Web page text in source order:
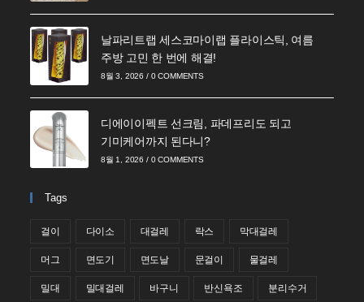
날파리트랩 세스코마이랩 플라이스틱, 여름
주방 고민 한 번에 해결!
8월 3, 2026 / 0 COMMENTS
디에이이펙트 선크림, 파데프리도 되고
기미케어까지 된다니?
8월 1, 2026 / 0 COMMENTS
Tags
걸이 다이소 대걸레 락스 막대걸레
머그 면도기 면도날 문걸이 물걸레
밀대 밀대걸레 바구니 반신욕조 분리수거